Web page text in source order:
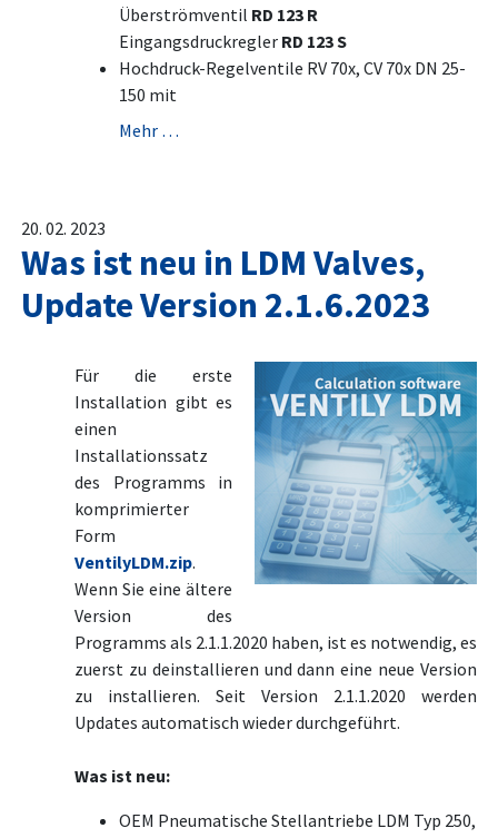
Überströmventil RD 123 R
Eingangsdruckregler RD 123 S
Hochdruck-Regelventile RV 70x, CV 70x DN 25-
150 mit
Mehr …
20. 02. 2023
Was ist neu in LDM Valves,
Update Version 2.1.6.2023
Für die erste
Installation gibt es
einen
Installationssatz
des Programms in
komprimierter
Form
VentilyLDM.zip.
Wenn Sie eine ältere
Version des
Programms als 2.1.1.2020 haben, ist es notwendig, es
zuerst zu deinstallieren und dann eine neue Version
zu installieren. Seit Version 2.1.1.2020 werden
Updates automatisch wieder durchgeführt.
Was ist neu:
OEM Pneumatische Stellantriebe LDM Typ 250,